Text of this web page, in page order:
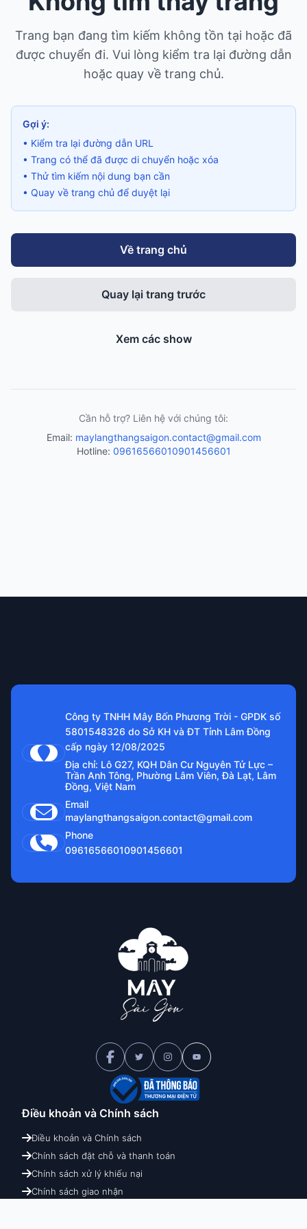
Trang bạn đang tìm kiếm không tồn tại hoặc đã
được chuyển đi. Vui lòng kiểm tra lại đường dẫn
hoặc quay về trang chủ.
Gợi ý:
• Kiểm tra lại đường dẫn URL
• Trang có thể đã được di chuyển hoặc xóa
• Thử tìm kiếm nội dung bạn cần
• Quay về trang chủ để duyệt lại
Về trang chủ
Quay lại trang trước
Xem các show
Cần hỗ trợ? Liên hệ với chúng tôi:
Email: maylangthangsaigon.contact@gmail.com
Hotline: 09616566010901456601
Công ty TNHH Mây Bốn Phương Trời - GPDK số
5801548326 do Sở KH và ĐT Tỉnh Lâm Đồng
cấp ngày 12/08/2025
Địa chỉ: Lô G27, KQH Dân Cư Nguyên Tử Lực –
Trần Anh Tông, Phường Lâm Viên, Đà Lạt, Lâm
Đồng, Việt Nam
Email
maylangthangsaigon.contact@gmail.com
Phone
09616566010901456601
Điều khoản và Chính sách
Điều khoản và Chính sách
Chính sách đặt chỗ và thanh toán
Chính sách xử lý khiếu nại
Chính sách giao nhận